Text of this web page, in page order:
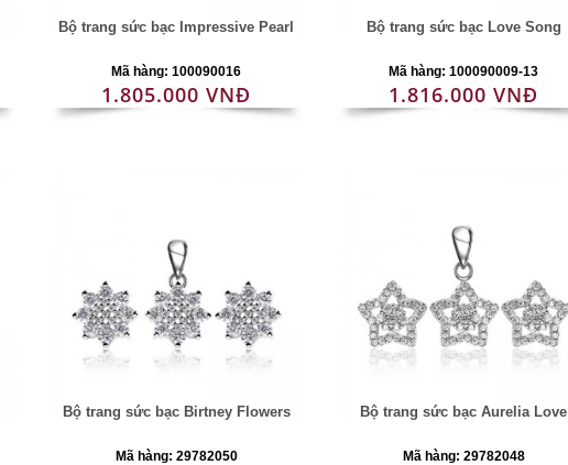
Bộ trang sức bạc Impressive Pearl
Mã hàng: 100090016
1.805.000 VNĐ
Bộ trang sức bạc Love Song
Mã hàng: 100090009-13
1.816.000 VNĐ
Bộ trang sức bạc Birtney Flowers
Mã hàng: 29782050
Bộ trang sức bạc Aurelia Love
Mã hàng: 29782048